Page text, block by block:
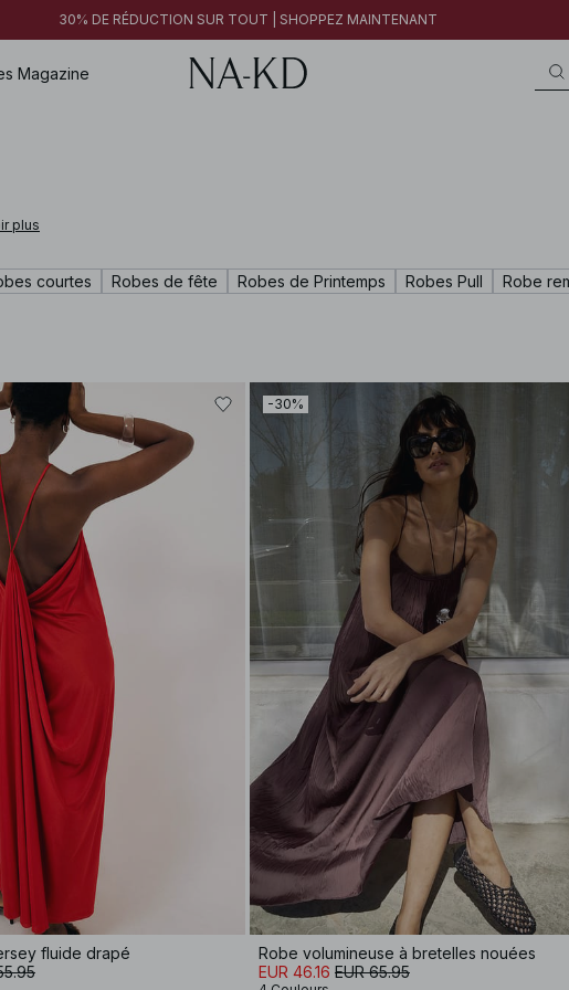
30% DE RÉDUCTION SUR TOUT | SHOPPEZ MAINTENANT
Magazine
plus
courtes Robes de fête Robes de Printemps Robes Pull Robe
fluide drapé
-30%
Robe volumineuse à bretelles nouées
EUR 46.16 EUR 65.95